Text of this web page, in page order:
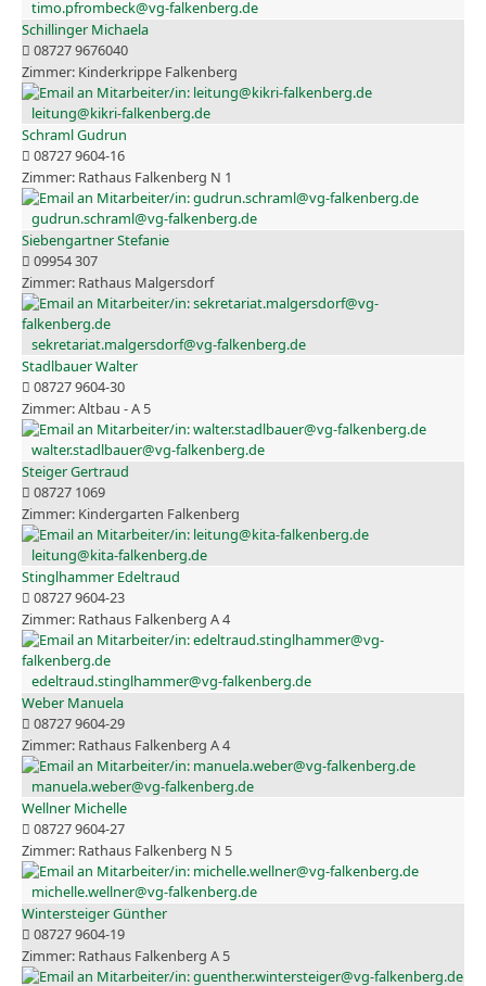
timo.pfrombeck@vg-falkenberg.de
Schillinger Michaela
08727 9676040
Kinderkrippe Falkenberg
leitung@kikri-falkenberg.de
Schraml Gudrun
08727 9604-16
Rathaus Falkenberg N 1
gudrun.schraml@vg-falkenberg.de
Siebengartner Stefanie
09954 307
Rathaus Malgersdorf
sekretariat.malgersdorf@vg-falkenberg.de
Stadlbauer Walter
08727 9604-30
Altbau - A 5
walter.stadlbauer@vg-falkenberg.de
Steiger Gertraud
08727 1069
Kindergarten Falkenberg
leitung@kita-falkenberg.de
Stinglhammer Edeltraud
08727 9604-23
Rathaus Falkenberg A 4
edeltraud.stinglhammer@vg-falkenberg.de
Weber Manuela
08727 9604-29
Rathaus Falkenberg A 4
manuela.weber@vg-falkenberg.de
Wellner Michelle
08727 9604-27
Rathaus Falkenberg N 5
michelle.wellner@vg-falkenberg.de
Wintersteiger Günther
08727 9604-19
Rathaus Falkenberg A 5